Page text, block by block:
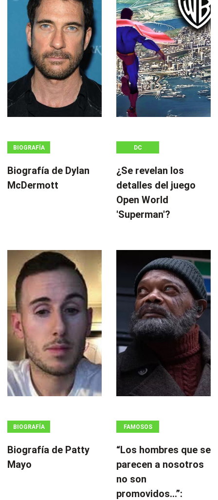
BIOGRAFÍA
Biografía de Dylan
McDermott
DC
¿Se revelan los
detalles del juego
Open World
'Superman'?
BIOGRAFÍA
Biografía de Patty
Mayo
FAMOSOS
“Los hombres que se
parecen a nosotros
no son
promovidos…”: